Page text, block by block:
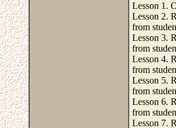
Lesson 1.
Lesson 2.
from
Lesson 3.
from
Lesson 4.
from
Lesson 5.
from
Lesson 6.
from
Lesson 7.